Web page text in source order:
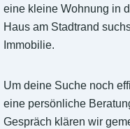
eine kleine Wohnung in
Haus am Stadtrand
Immobilie.
Um deine Suche noch
eine persönliche
Gespräch klären wir